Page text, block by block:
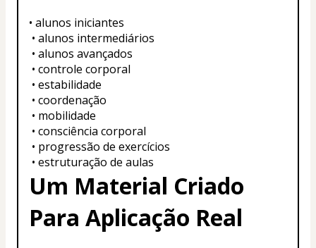
• alunos iniciantes
• alunos intermediários
• alunos avançados
• controle corporal
• estabilidade
• coordenação
• mobilidade
• consciência corporal
• progressão de exercícios
• estruturação de aulas
Um Material Criado
Para Aplicação Real